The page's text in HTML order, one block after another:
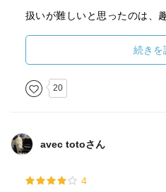
扱いが難しいと思ったのは、
事件がなければ何事もなく生
人生を思うとちょっとやるせな
現実…その職業を選択した時
子育てする中で「ん？」と
た。
は困るけれど、ひっそりと息
続きを
20
avec totoさん
4